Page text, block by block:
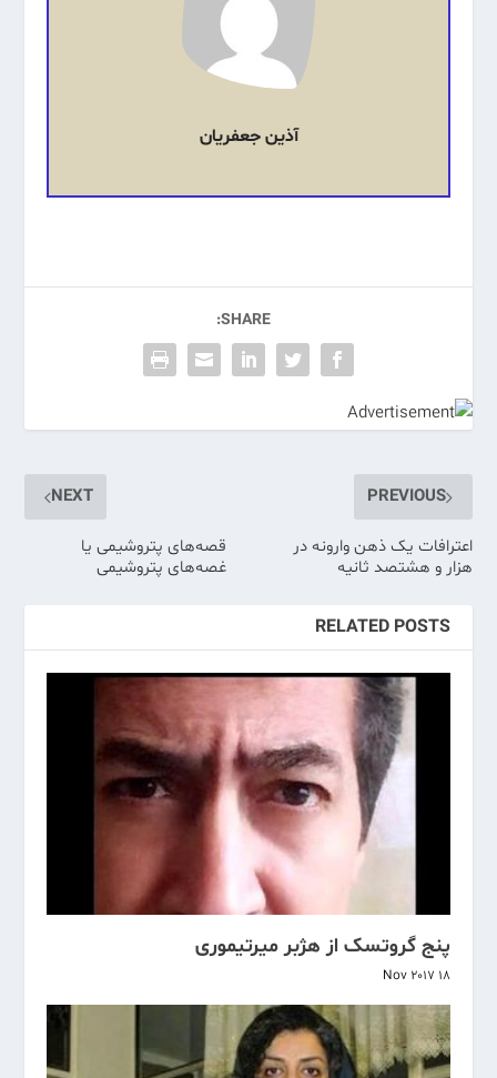
آذین جعفریان
SHARE:
PREVIOUS
اعترافات یک ذهن وارونه در
هزار و هشتصد ثانیه
NEXT
قصه‌های پتروشیمی یا
غصه‌های پتروشیمی
RELATED POSTS
پنج گروتسک از هژبر میرتیموری
18 Nov 2017